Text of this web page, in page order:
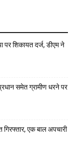
पर शिकायत दर्ज, डीएम ने
समेत ग्रामीण धरने पर
एक बाल अपचारी